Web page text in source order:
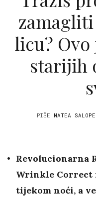
licu?
starijih
PIŠE MATEA
Revolucionarna
Wrinkle Correct
tijekom noći, a